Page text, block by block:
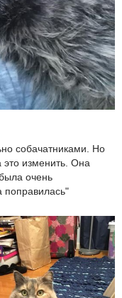
собачатниками. Но
изменить. Она
очень
поправилась"